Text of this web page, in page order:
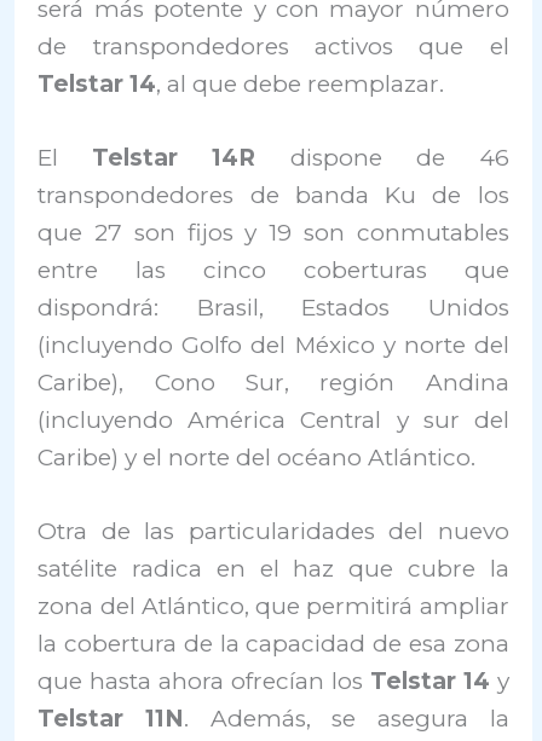
será más potente y con mayor número
de transpondedores activos que el
Telstar 14, al que debe reemplazar.
El Telstar 14R dispone de 46
transpondedores de banda Ku de los
que 27 son fijos y 19 son conmutables
entre las cinco coberturas que
dispondrá: Brasil, Estados Unidos
(incluyendo Golfo del México y norte del
Caribe), Cono Sur, región Andina
(incluyendo América Central y sur del
Caribe) y el norte del océano Atlántico.
Otra de las particularidades del nuevo
satélite radica en el haz que cubre la
zona del Atlántico, que permitirá ampliar
la cobertura de la capacidad de esa zona
que hasta ahora ofrecían los Telstar 14 y
Telstar 11N. Además, se asegura la